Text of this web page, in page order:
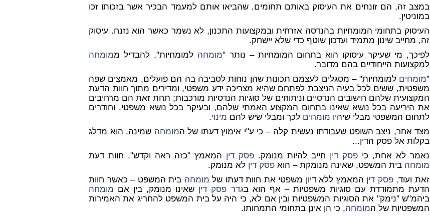
במצב זה, הם זונחים את העיסוק באותם תחומים, שהביאו אותם למעמד הבכיר אשר בזכותו זכו
במוניטין.
העיסוק בתחומי המומחיות בהנדסה אזרחית ובמקצועות התכנון, לא נשמר כאשר הוא נזנח. עיסוק
זה, מחייב שינון מתמיד ועדכון שוטף כדי שלא יישחק.
לפיכך, מי שעיקר עיסוקו הוא בתחום המומחיות – נותר "מומחה למומחיות", להבדיל ממומחה
למקצועות הייחודיים בהם מדובר.
"מומחים למומחיות" – מסגלים לעצמם תכונות שהן נוחות לסביבה בה הם פועלים, מאמצים שפה
משפטית, ששים לכל בעיה הניצבת לפתחם שהיא מצריכה ידע משפטי, ומדירים מתוך חוות הדעת
המקצועית שלהם חישובים הנדסיים וניתוחים של סוגיות הנדסיות מורכבות; תחת זאת הם מרחיבים
את היריעה בכל נושא שאינו בתחום המקצוע האמתי שלהם, ובעיקר בכל נושא משפטי, וחודרים
לתחום המשפטי מבלי שיהיו מומחים לכך ומבלי שיש להם מינוי.
מצד אחר, ניצב השופט שעבודתו נעשית קלה – כי ע"י אימוץ דעתו של המומחה שמינה, הוא מדלג
בקלות אל פסק הדין...
נאמר לא אחת, כי פסק דין חייב להיות מנומק. פסק דין המאמץ "כזה ראה וקדש", חוות דעת
מומחה בית המשפט, שאינה מנומקת – הוא פסק דין לא מנומק.
זאת ועוד,פסק דין המאמץ ללא דיון משפטי את חוות דעתו של מומחה בית המשפט – כאשר חוות
הדעת מתמודדת עם סוגיות משפטיות – אף הוא בגדר פסק דין שאינו מנומק, בין אם מומחה
ביהמ"ש "נימק" את הסוגיות המשפטיות ובין אם לא, כי היה על בית המשפט להחריג את האמירות
המשפטיות של המומחה, כי הן אינן בתחומי התמחותו.